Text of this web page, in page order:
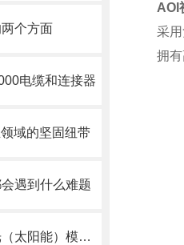
个方面
电缆和连接器
域的坚固纽带
遇到什么难题
阳光倒灌光催化太阳光（太阳能）模拟器时间不稳定性
AOI
采
拥